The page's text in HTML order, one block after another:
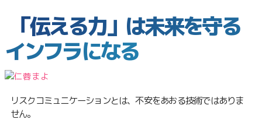
「伝える力」は未来を守る
インフラになる
リスクコミュニケーションとは、不安をあおる技術ではありま
せん。